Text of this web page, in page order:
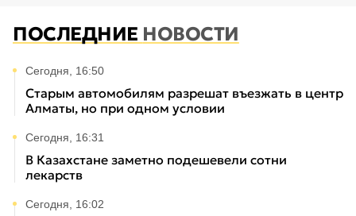
ПОСЛЕДНИЕ НОВОСТИ
Сегодня, 16:50
Старым автомобилям разрешат въезжать в центр
Алматы, но при одном условии
Сегодня, 16:31
В Казахстане заметно подешевели сотни
лекарств
Сегодня, 16:02